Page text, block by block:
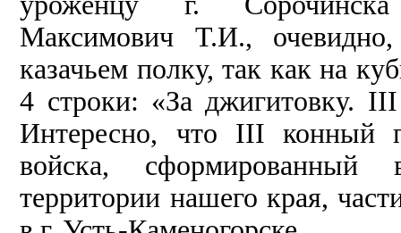
Максимович Т.И.,
казачьем полку, так как на
4 строки: «За джигитовку.
Интересно, что III конный
войска,
территории нашего края,